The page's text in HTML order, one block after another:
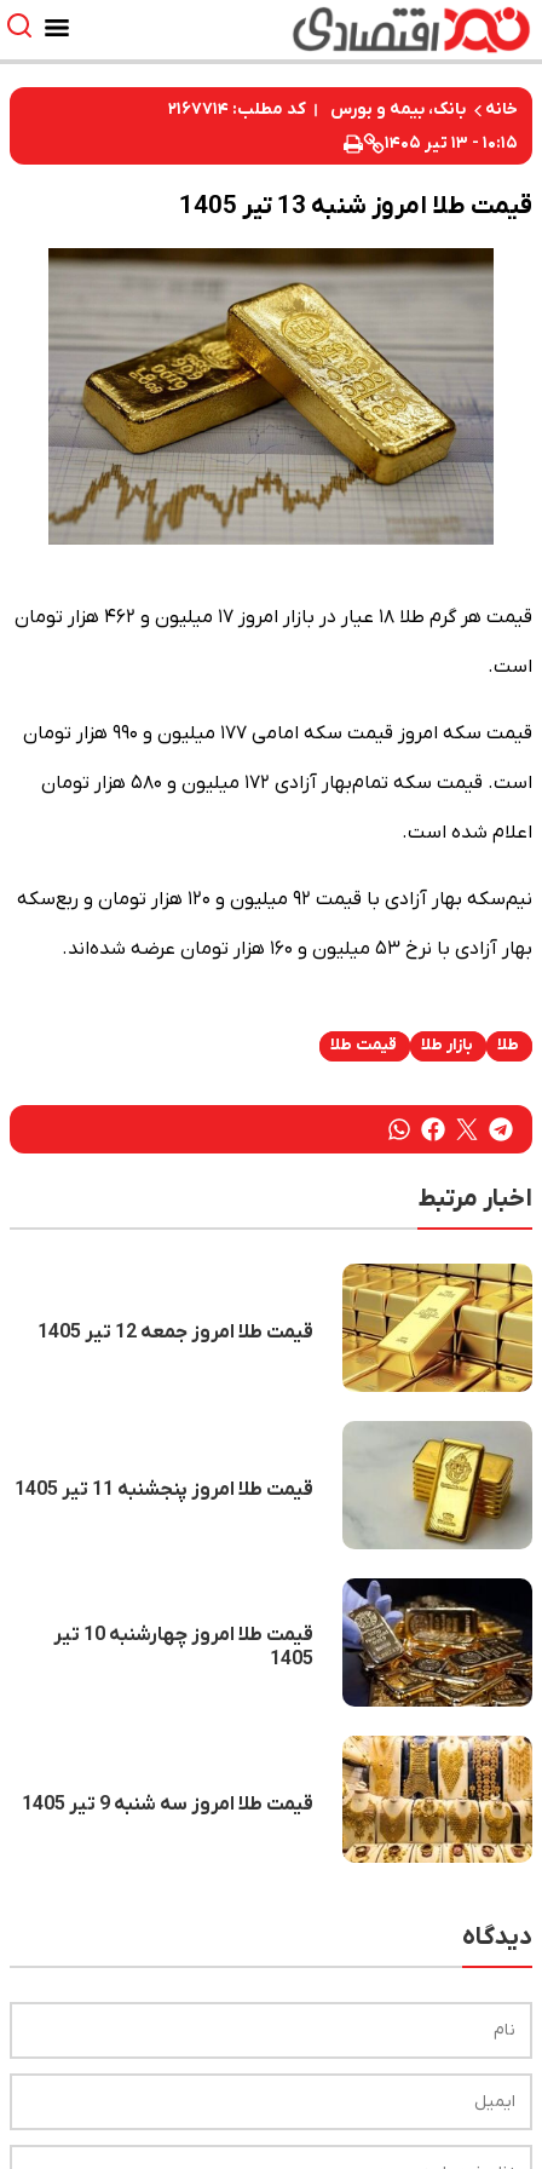
خانه بانک، بیمه و بورس
کد مطلب: ۲۱۶۷۷۱۴
۱۰:۱۵ - ۱۳ تیر ۱۴۰۵
قیمت طلا امروز شنبه 13 تیر 1405
قیمت هر گرم طلا ۱۸ عیار در بازار امروز ۱۷ میلیون و ۴۶۲ هزار تومان
است.
قیمت سکه امروز قیمت سکه امامی ۱۷۷ میلیون و ۹۹۰ هزار تومان
است. قیمت سکه تمام‌بهار آزادی ۱۷۲ میلیون و ۵۸۰ هزار تومان
اعلام شده است.
نیم‌سکه بهار آزادی با قیمت ۹۲ میلیون و ۱۲۰ هزار تومان و ربع‌سکه
بهار آزادی با نرخ ۵۳ میلیون و ۱۶۰ هزار تومان عرضه شده‌اند.
طلا بازار طلا قیمت طلا
اخبار مرتبط
قیمت طلا امروز جمعه 12 تیر 1405
قیمت طلا امروز پنجشنبه 11 تیر 1405
قیمت طلا امروز چهارشنبه 10 تیر
1405
قیمت طلا امروز سه شنبه 9 تیر 1405
دیدگاه